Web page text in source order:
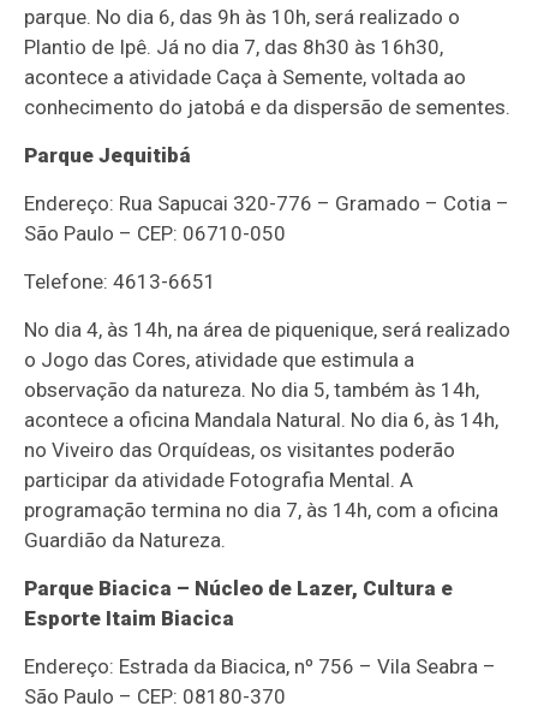
parque. No dia 6, das 9h às 10h, será realizado o
Plantio de Ipê. Já no dia 7, das 8h30 às 16h30,
acontece a atividade Caça à Semente, voltada ao
conhecimento do jatobá e da dispersão de sementes.
Parque Jequitibá
Endereço: Rua Sapucai 320-776 – Gramado – Cotia –
São Paulo – CEP: 06710-050
Telefone: 4613-6651
No dia 4, às 14h, na área de piquenique, será realizado
o Jogo das Cores, atividade que estimula a
observação da natureza. No dia 5, também às 14h,
acontece a oficina Mandala Natural. No dia 6, às 14h,
no Viveiro das Orquídeas, os visitantes poderão
participar da atividade Fotografia Mental. A
programação termina no dia 7, às 14h, com a oficina
Guardião da Natureza.
Parque Biacica – Núcleo de Lazer, Cultura e
Esporte Itaim Biacica
Endereço: Estrada da Biacica, nº 756 – Vila Seabra –
São Paulo – CEP: 08180-370